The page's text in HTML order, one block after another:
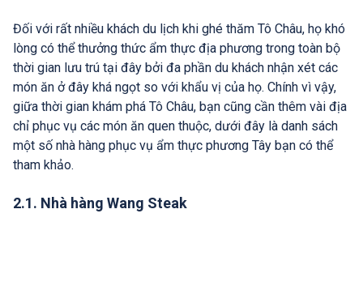
Đối với rất nhiều khách du lịch khi ghé thăm Tô Châu, họ khó
lòng có thể thưởng thức ẩm thực địa phương trong toàn bộ
thời gian lưu trú tại đây bởi đa phần du khách nhận xét các
món ăn ở đây khá ngọt so với khẩu vị của họ. Chính vì vậy,
giữa thời gian khám phá Tô Châu, bạn cũng cần thêm vài địa
chỉ phục vụ các món ăn quen thuộc, dưới đây là danh sách
một số nhà hàng phục vụ ẩm thực phương Tây bạn có thể
tham khảo.
2.1. Nhà hàng Wang Steak